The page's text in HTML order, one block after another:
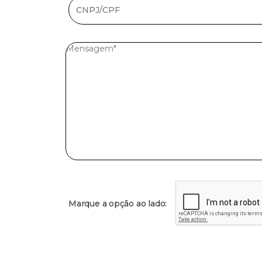
Marque a opção ao lado: